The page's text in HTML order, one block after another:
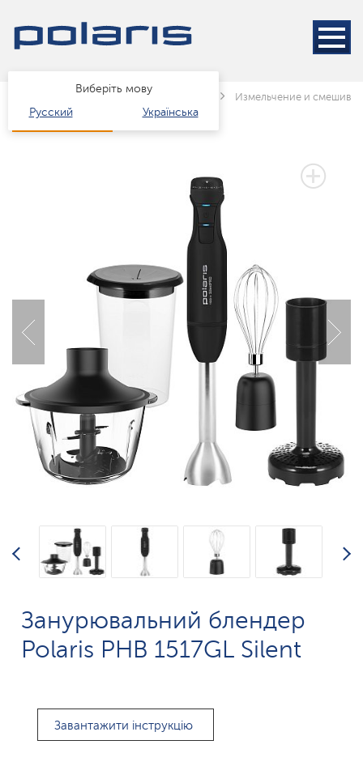
Виберіть мову
Русский
Українська
Каталог Техніка для кухні Измельчение и
3 РОКИ ГАРАНТІЇ
Занурювальний блендер
Polaris PHB 1517GL Silent
Завантажити інструкцію